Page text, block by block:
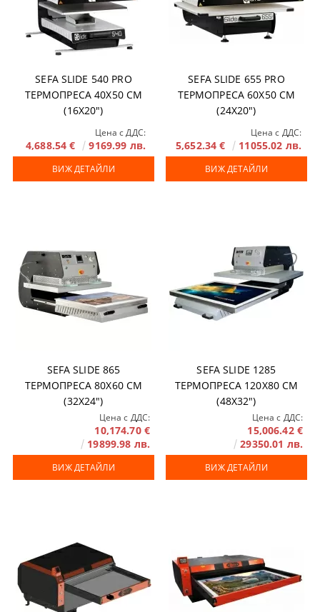
SEFA SLIDE 540 PRO
ТЕРМОПРЕСА 40Х50 СМ
(16Х20")
Цена с ДДС:
4,688.54 € 9169.99 лв.
ВИЖ ДЕТАЙЛИ
SEFA SLIDE 655 PRO
ТЕРМОПРЕСА 60Х50 СМ
(24Х20")
Цена с ДДС:
5,652.34 € 11055.02 лв.
ВИЖ ДЕТАЙЛИ
SEFA SLIDE 865
ТЕРМОПРЕСА 80Х60 СМ
(32Х24")
Цена с ДДС:
10,174.70 €
19899.98 лв.
ВИЖ ДЕТАЙЛИ
SEFA SLIDE 1285
ТЕРМОПРЕСА 120X80 СМ
(48X32")
Цена с ДДС:
15,006.42 €
29350.01 лв.
ВИЖ ДЕТАЙЛИ